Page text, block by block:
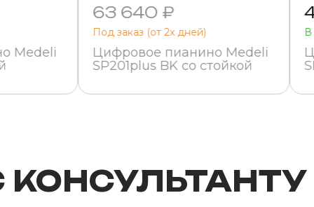
Medeli
63 640 ₽
Под заказ (от 2х дней)
Цифровое пианино Medeli
SP201plus BK со стойкой
В